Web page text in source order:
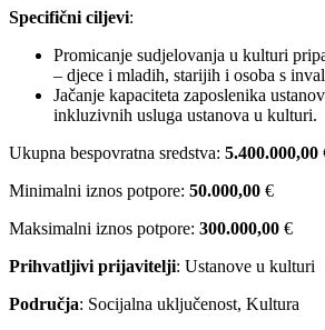
Specifični ciljevi:
Promicanje sudjelovanja u kulturi
– djece i mladih, starijih i osoba s
Jačanje kapaciteta zaposlenika
inkluzivnih usluga ustanova u kulturi.
Ukupna bespovratna sredstva: 5.400.000,00
Minimalni iznos potpore: 50.000,00 €
Maksimalni iznos potpore: 300.000,00 €
Prihvatljivi prijavitelji: Ustanove u kulturi
Područja: Socijalna uključenost, Kultura